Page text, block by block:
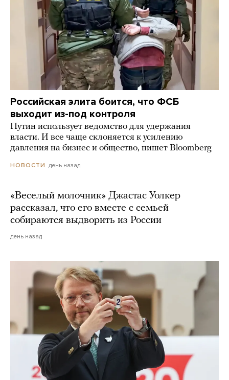
Российская элита боится, что ФСБ
выходит из-под контроля
Путин использует ведомство для удержания
власти. И все чаще склоняется к усилению
давления на бизнес и общество, пишет Bloomberg
НОВОСТИ день назад
«Веселый молочник» Джастас Уолкер
рассказал, что его вместе с семьей
собираются выдворить из России
день назад